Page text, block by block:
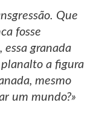
Que
fosse
essa granada
a figura
mesmo
um mundo?»